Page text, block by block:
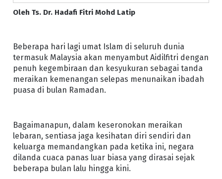
Oleh Ts. Dr. Hadafi Fitri Mohd Latip
Beberapa hari lagi umat Islam di seluruh dunia
termasuk Malaysia akan menyambut Aidilfitri dengan
penuh kegembiraan dan kesyukuran sebagai tanda
meraikan kemenangan selepas menunaikan ibadah
puasa di bulan Ramadan.
Bagaimanapun, dalam keseronokan meraikan
lebaran, sentiasa jaga kesihatan diri sendiri dan
keluarga memandangkan pada ketika ini, negara
dilanda cuaca panas luar biasa yang dirasai sejak
beberapa bulan lalu hingga kini.